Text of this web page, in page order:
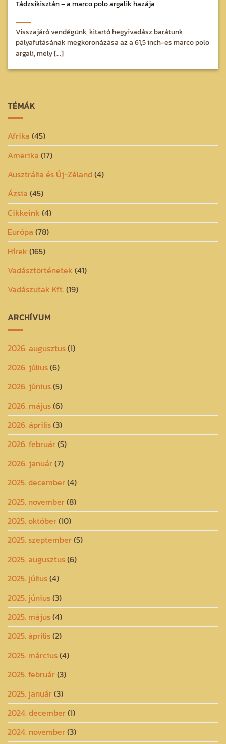
Tádzsikisztán – a marco polo argalik hazája
Visszajáró vendégünk, kitartó hegyivadász barátunk
pályafutásának megkoronázása az a 61,5 inch-es marco polo
argali, mely [...]
TÉMÁK
Afrika (45)
Amerika (17)
Ausztrália és Új-Zéland(4)
Ázsia (45)
Cikkeink (4)
Európa (78)
Hírek (165)
Vadásztörténetek (41)
Vadászutak Kft. (19)
ARCHÍVUM
2026. augusztus(1)
2026. július(6)
2026. június(5)
2026. május(6)
2026. április(3)
2026. február(5)
2026. január(7)
2025. december(4)
2025. november(8)
2025. október(10)
2025. szeptember(5)
2025. augusztus(6)
2025. július(4)
2025. június(3)
2025. május(4)
2025. április(2)
2025. március(4)
2025. február(3)
2025. január(3)
2024. december(1)
2024. november(3)